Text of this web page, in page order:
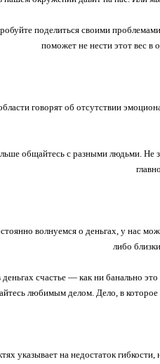
поделиться своими
поможет не нести этот вес в
говорят об отсутствии
общайтесь с разными людьми. Не
волнуемся о деньгах, у нас
либо
счастье — как ни банально
любимым делом. Дело, в
указывает на недостаток